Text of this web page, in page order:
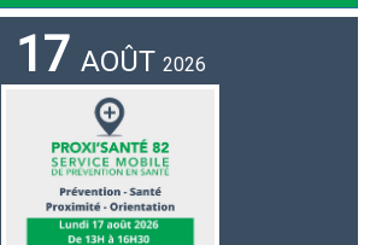
17 AOÛT 2026